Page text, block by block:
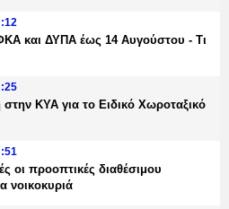
και ΔΥΠΑ έως 14 Αυγούστου - Τι
ΚΥΑ για το Ειδικό Χωροταξικό
οι προοπτικές διαθέσιμου
νοικοκυριά